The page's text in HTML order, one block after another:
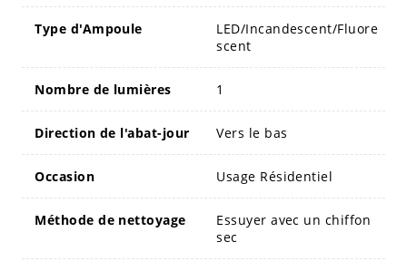
Type d'Ampoule
LED/Incandescent/Fluore
scent
Nombre de lumières 1
Direction de l'abat-jour Vers le bas
Occasion Usage Résidentiel
Méthode de nettoyage
Essuyer avec un chiffon
sec